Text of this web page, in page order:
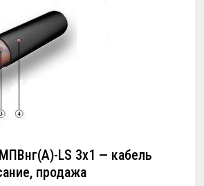
LS 3х1 — кабель
продажа